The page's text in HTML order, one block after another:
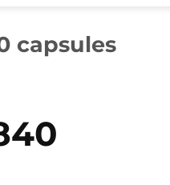
capsules